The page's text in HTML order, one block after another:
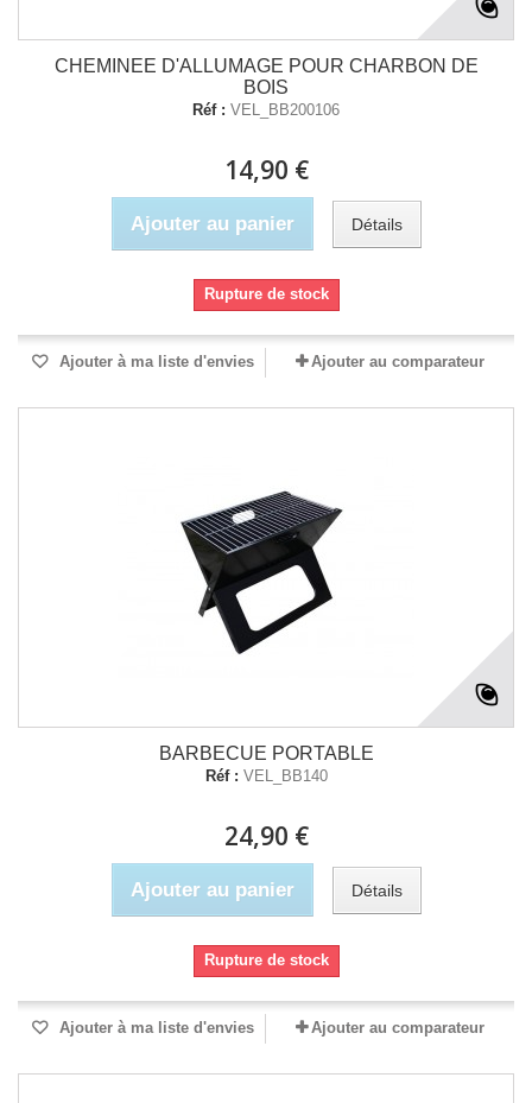
CHEMINEE D'ALLUMAGE POUR CHARBON DE
BOIS
Réf : VEL_BB200106
14,90 €
Ajouter au panier Détails
Rupture de stock
Ajouter à ma liste d'envies Ajouter au comparateur
BARBECUE PORTABLE
Réf : VEL_BB140
24,90 €
Ajouter au panier Détails
Rupture de stock
Ajouter à ma liste d'envies Ajouter au comparateur